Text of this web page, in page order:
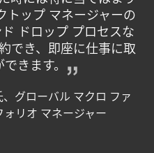
トップ マネージャーの
ドロップ プロセスな
でき、即座に仕事に取
きます。
グローバル マクロ ファ
リオ マネージャー